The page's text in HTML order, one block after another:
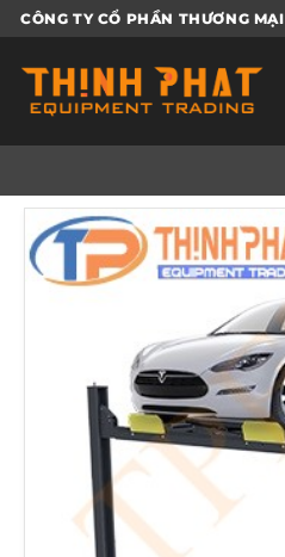
Bỏ
nội
dung
CÔNG TY CỔ PHẦN THƯƠNG